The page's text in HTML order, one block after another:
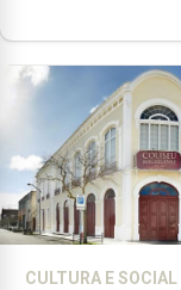
CULTURA E SOCIAL